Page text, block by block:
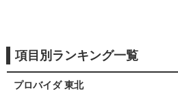
項目別ランキング一覧
プロバイダ 東北